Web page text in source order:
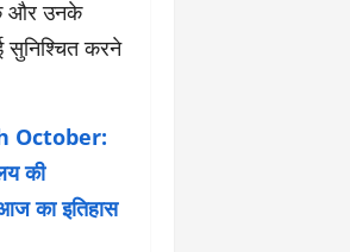
और उनके
सुनिश्चित करने
October:
की
का इतिहास